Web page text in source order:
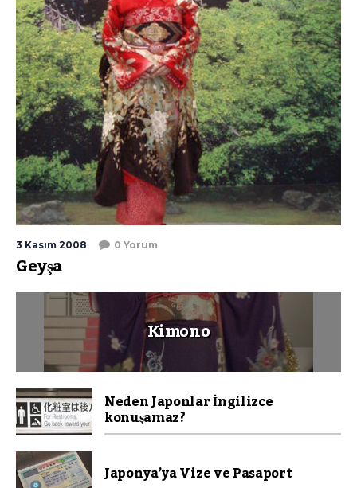
3 Kasım 2008 0 Yorum
Geyşa
Kimono
Neden Japonlar İngilizce
konuşamaz?
Japonya’ya Vize ve Pasaport